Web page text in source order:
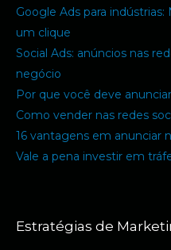
Google Ads para
um clique
Social Ads: anúncios nas
negócio
Por que você deve
Como vender nas redes
16 vantagens em anunciar
Vale a pena investir em
Estratégias de